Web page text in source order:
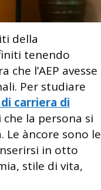
della
tenendo
l’AEP avesse
Per studiare
carriera di
la persona si
Le àncore sono le
in otto
stile di vita,